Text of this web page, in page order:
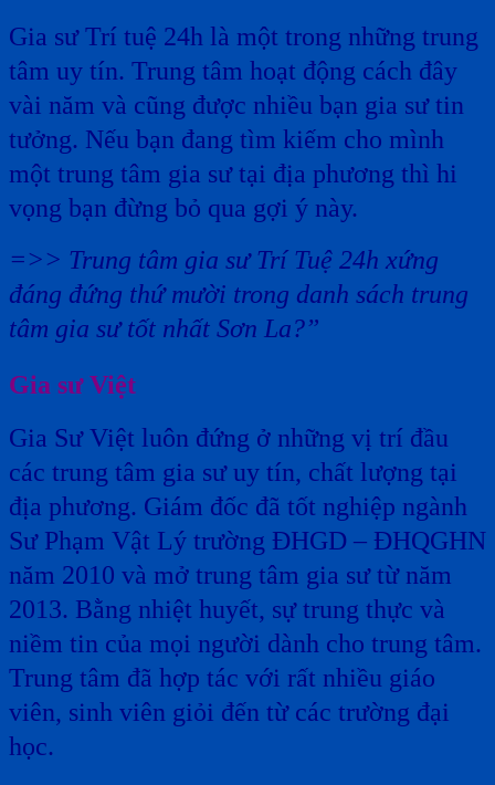
Gia sư Trí tuệ 24h là một trong những trung
tâm uy tín. Trung tâm hoạt động cách đây
vài năm và cũng được nhiều bạn gia sư tin
tưởng. Nếu bạn đang tìm kiếm cho mình
một trung tâm gia sư tại địa phương thì hi
vọng bạn đừng bỏ qua gợi ý này.
=>> Trung tâm gia sư Trí Tuệ 24h xứng
đáng đứng thứ mười trong danh sách trung
tâm gia sư tốt nhất Sơn La?”
Gia sư Việt
Gia Sư Việt luôn đứng ở những vị trí đầu
các trung tâm gia sư uy tín, chất lượng tại
địa phương. Giám đốc đã tốt nghiệp ngành
Sư Phạm Vật Lý trường ĐHGD – ĐHQGHN
năm 2010 và mở trung tâm gia sư từ năm
2013. Bằng nhiệt huyết, sự trung thực và
niềm tin của mọi người dành cho trung tâm.
Trung tâm đã hợp tác với rất nhiều giáo
viên, sinh viên giỏi đến từ các trường đại
học.